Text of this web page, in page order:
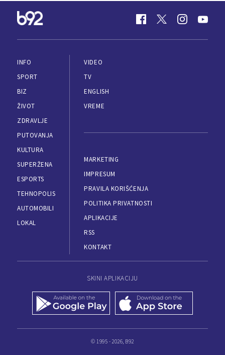
INFO
SPORT
BIZ
ŽIVOT
ZDRAVLJE
PUTOVANJA
KULTURA
SUPERŽENA
ESPORTS
TEHNOPOLIS
AUTOMOBILI
LOKAL
VIDEO
TV
ENGLISH
VREME
MARKETING
IMPRESUM
PRAVILA KORIŠĆENJA
POLITIKA PRIVATNOSTI
APLIKACIJE
RSS
KONTAKT
SKINI APLIKACIJU
© 1995 - 2026, B92